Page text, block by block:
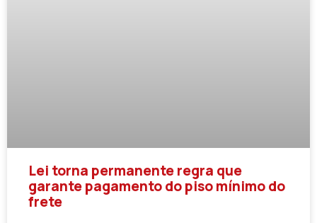
Lei torna permanente regra que
garante pagamento do piso mínimo do
frete